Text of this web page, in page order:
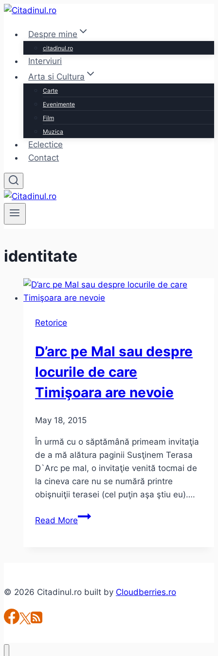
Skip
contentDespre mine
citadinul.ro
Interviuri
Arta si Cultura
Carte
Evenimente
Film
Muzica
Eclectice
Contact
identitate
Retorice
D’arc pe Mal sau despre
locurile de care
Timişoara are nevoie
May 18, 2015
În urmă cu o săptămână primeam invitaţia
de a mă alătura paginii Susţinem Terasa
D`Arc pe mal, o invitaţie venită tocmai de
la cineva care nu se numără printre
obişnuiţii terasei (cel puţin aşa ştiu eu)….
Read MoreD’arc
de
© 2026 Citadinul.ro built by Cloudberries.ro